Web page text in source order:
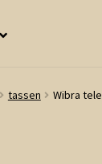
tassen Wibra